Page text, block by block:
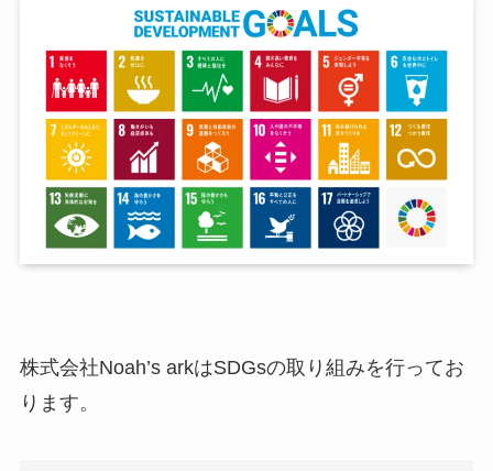
株式会社Noah’s arkはSDGsの取り組みを行ってお
ります。